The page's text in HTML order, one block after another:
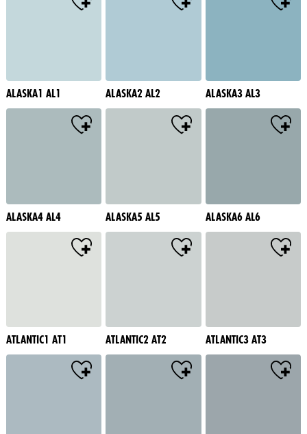
ALASKA1 AL1 ALASKA2 AL2 ALASKA3 AL3
ALASKA4 AL4 ALASKA5 AL5 ALASKA6 AL6
ATLANTIC1 AT1 ATLANTIC2 AT2 ATLANTIC3 AT3